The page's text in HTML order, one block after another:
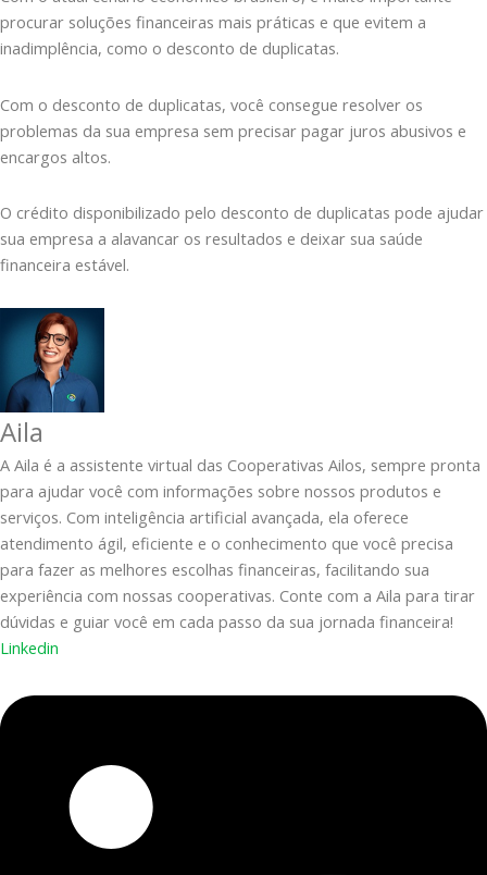
procurar soluções financeiras mais práticas e que evitem a
inadimplência, como o desconto de duplicatas.
Com o desconto de duplicatas, você consegue resolver os
problemas da sua empresa sem precisar pagar juros abusivos e
encargos altos.
O crédito disponibilizado pelo desconto de duplicatas pode ajudar
sua empresa a alavancar os resultados e deixar sua saúde
financeira estável.
Aila
A Aila é a assistente virtual das Cooperativas Ailos, sempre pronta
para ajudar você com informações sobre nossos produtos e
serviços. Com inteligência artificial avançada, ela oferece
atendimento ágil, eficiente e o conhecimento que você precisa
para fazer as melhores escolhas financeiras, facilitando sua
experiência com nossas cooperativas. Conte com a Aila para tirar
dúvidas e guiar você em cada passo da sua jornada financeira!
Linkedin